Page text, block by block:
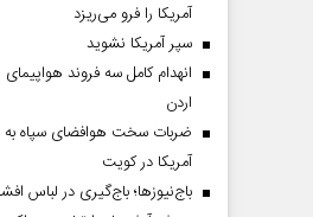
آمریکا را فرو می‌ریزد
سپر آمریکا نشوید
اردن
ضربات سخت هوافضای سپاه به
آمریکا در کویت
باج‌نیوزها؛ باج‌گیری در لباس